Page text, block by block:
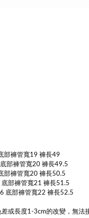
部褲管寬19 褲長49
部褲管寬20 褲長49.5
部褲管寬20 褲長50.5
部褲管寬21 褲長51.5
底部褲管寬22 褲長52.5
或長度1-3cm的改變，無法